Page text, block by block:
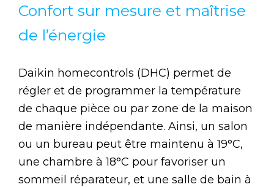
Confort sur mesure et maîtrise
de l’énergie
Daikin homecontrols (DHC) permet de
régler et de programmer la température
de chaque pièce ou par zone de la maison
de manière indépendante. Ainsi, un salon
ou un bureau peut être maintenu à 19°C,
une chambre à 18°C pour favoriser un
sommeil réparateur, et une salle de bain à